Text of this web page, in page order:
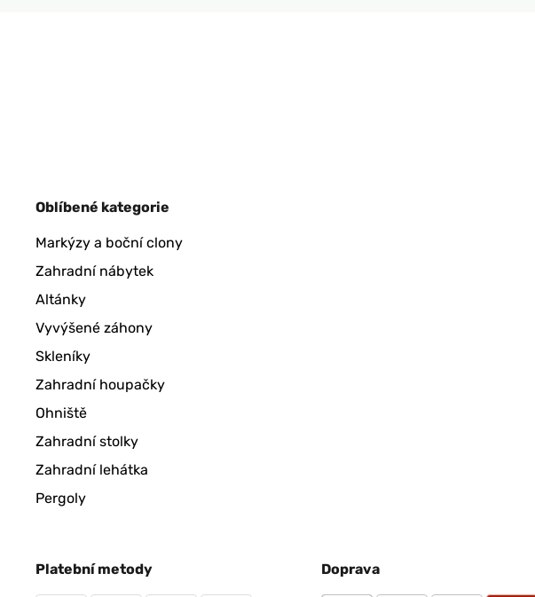
Oblíbené kategorie
Markýzy a boční clony
Zahradní nábytek
Altánky
Vyvýšené záhony
Skleníky
Zahradní houpačky
Ohniště
Zahradní stolky
Zahradní lehátka
Pergoly
Platební metody Doprava